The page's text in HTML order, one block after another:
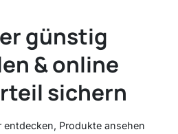
günstig
& online
sichern
Produkte ansehen